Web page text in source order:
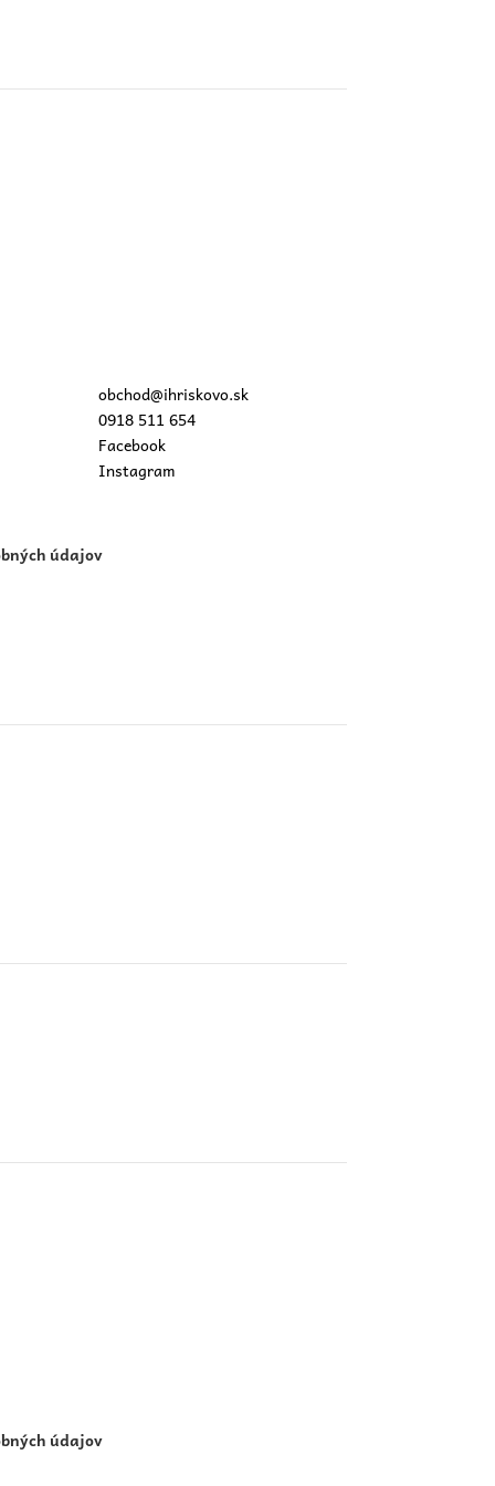
obchod@ihriskovo.sk
0918 511 654
Facebook
Instagram
údajov
údajov